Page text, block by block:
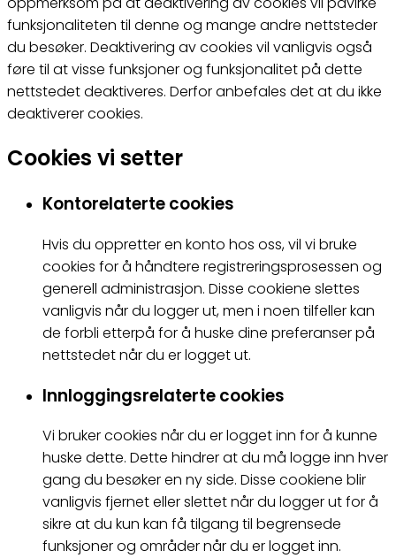
funksjonaliteten til denne og mange andre nettsteder
du besøker. Deaktivering av cookies vil vanligvis også
føre til at visse funksjoner og funksjonalitet på dette
nettstedet deaktiveres. Derfor anbefales det at du ikke
deaktiverer cookies.
Cookies vi setter
Kontorelaterte cookies
Hvis du oppretter en konto hos oss, vil vi bruke
cookies for å håndtere registreringsprosessen og
generell administrasjon. Disse cookiene slettes
vanligvis når du logger ut, men i noen tilfeller kan
de forbli etterpå for å huske dine preferanser på
nettstedet når du er logget ut.
Innloggingsrelaterte cookies
Vi bruker cookies når du er logget inn for å kunne
huske dette. Dette hindrer at du må logge inn hver
gang du besøker en ny side. Disse cookiene blir
vanligvis fjernet eller slettet når du logger ut for å
sikre at du kun kan få tilgang til begrensede
funksjoner og områder når du er logget inn.